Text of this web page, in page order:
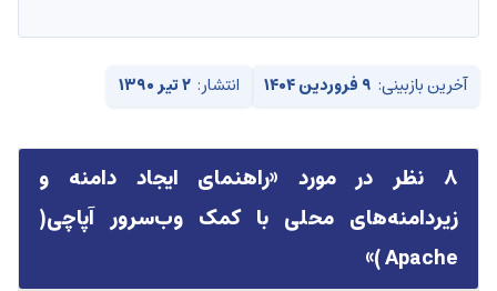
آخرین بازبینی: ۹ فروردین ۱۴۰۴ انتشار: ۲ تیر ۱۳۹۰
۸ نظر در مورد «
راهنمای ایجاد دامنه و
زیردامنه‌های محلی با کمک وب‌سرور آپاچی(
Apache )
»